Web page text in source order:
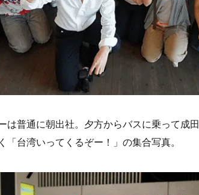
は普通に朝出社。夕方からバスに乗って成田
「台湾いってくるぞー！」の集合写真。